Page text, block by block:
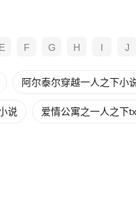
E F G H I J
阿尔泰尔穿越一人之下小
说 爱情公寓之一人之下